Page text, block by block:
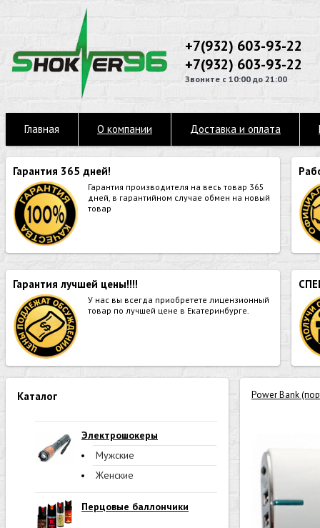
+7(932) 603-93-22
+7(932) 603-93-22
Звоните с 10:00 до 21:00
Главная О компании Доставка и оплата
Гарантия 365 дней!
Гарантия производителя на весь товар 365
дней, в гарантийном случае обмен на новый
товар
Гарантия лучшей цены!!!!
У нас вы всегда приобретете лицензионный
товар по лучшей цене в Екатеринбурге.
Каталог
Электрошокеры
Мужские
Женские
Перцовые баллончики
Power Bank